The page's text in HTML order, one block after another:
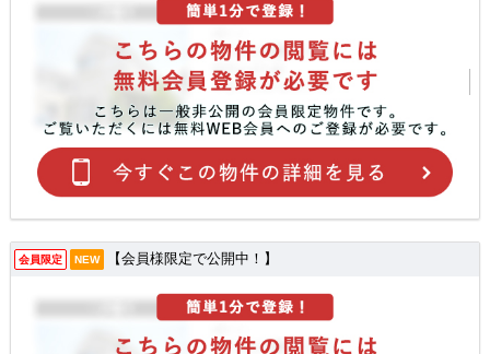
会員限定 NEW 【会員様限定で公開中！】